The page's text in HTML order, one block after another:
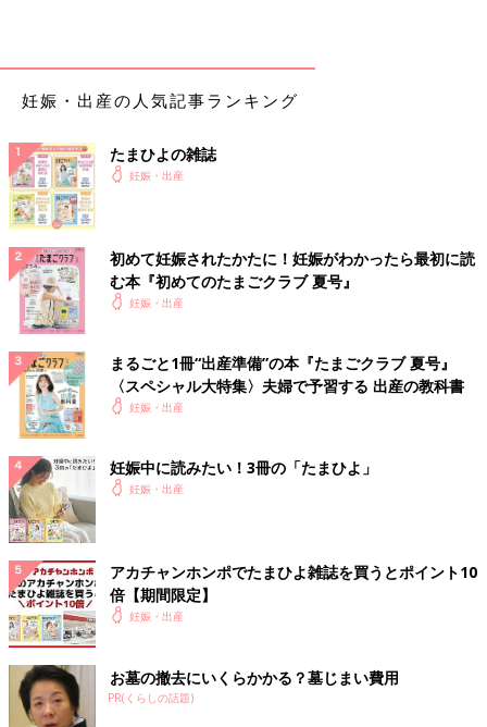
妊娠・出産の人気記事ランキング
たまひよの雑誌
妊娠・出産
初めて妊娠されたかたに！妊娠がわかったら最初に読
む本『初めてのたまごクラブ 夏号』
妊娠・出産
まるごと1冊“出産準備”の本『たまごクラブ 夏号』
〈スペシャル大特集〉夫婦で予習する 出産の教科書
妊娠・出産
妊娠中に読みたい！3冊の「たまひよ」
妊娠・出産
アカチャンホンポでたまひよ雑誌を買うとポイント10
倍【期間限定】
妊娠・出産
お墓の撤去にいくらかかる？墓じまい費用
PR(くらしの話題)